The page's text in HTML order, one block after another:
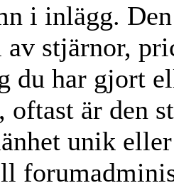
i inlägg.
stjärnor,
du har gjort
oftast är den
unik